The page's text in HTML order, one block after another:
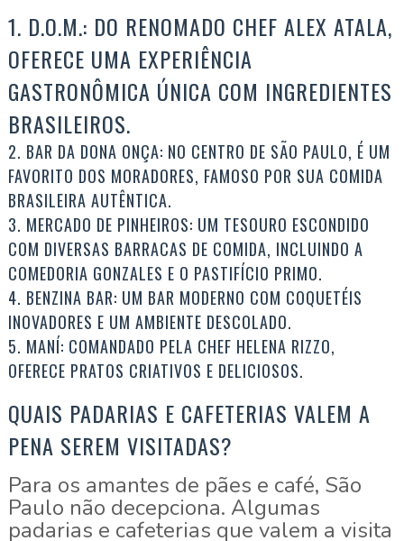
1. D.O.M.: DO RENOMADO CHEF ALEX ATALA,
OFERECE UMA EXPERIÊNCIA
GASTRONÔMICA ÚNICA COM INGREDIENTES
BRASILEIROS.
2. BAR DA DONA ONÇA: NO CENTRO DE SÃO PAULO, É UM
FAVORITO DOS MORADORES, FAMOSO POR SUA COMIDA
BRASILEIRA AUTÊNTICA.
3. MERCADO DE PINHEIROS: UM TESOURO ESCONDIDO
COM DIVERSAS BARRACAS DE COMIDA, INCLUINDO A
COMEDORIA GONZALES E O PASTIFÍCIO PRIMO.
4. BENZINA BAR: UM BAR MODERNO COM COQUETÉIS
INOVADORES E UM AMBIENTE DESCOLADO.
5. MANÍ: COMANDADO PELA CHEF HELENA RIZZO,
OFERECE PRATOS CRIATIVOS E DELICIOSOS.
QUAIS PADARIAS E CAFETERIAS VALEM A
PENA SEREM VISITADAS?
Para os amantes de pães e café, São
Paulo não decepciona. Algumas
padarias e cafeterias que valem a visita